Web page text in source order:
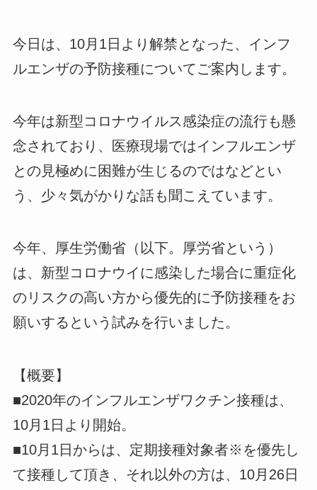
今日は、10月1日より解禁となった、インフ
ルエンザの予防接種についてご案内します。
今年は新型コロナウイルス感染症の流行も懸
念されており、医療現場ではインフルエンザ
との見極めに困難が生じるのではなどとい
う、少々気がかりな話も聞こえています。
今年、厚生労働省（以下。厚労省という）
は、新型コロナウイに感染した場合に重症化
のリスクの高い方から優先的に予防接種をお
願いするという試みを行いました。
【概要】
■2020年のインフルエンザワクチン接種は、
10月1日より開始。
■10月1日からは、定期接種対象者※を優先し
て接種して頂き、それ以外の方は、10月26日